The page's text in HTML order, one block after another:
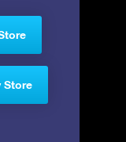
Store